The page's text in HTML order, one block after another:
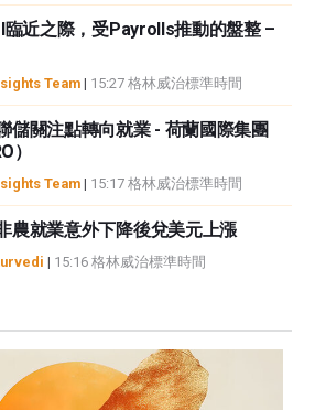
臨近之際，受Payrolls推動的盤整 –
Team | 15:27 格林威治標準時間
儲關注點轉向就業 - 荷蘭國際集團
）
Team | 15:17 格林威治標準時間
農就業意外下降後兌美元上漲
| 15:16 格林威治標準時間